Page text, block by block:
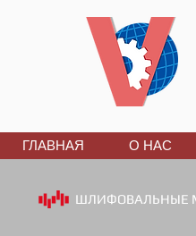
ГЛАВНАЯ О НАС
ШЛИФОВАЛЬНЫЕ